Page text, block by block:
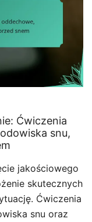
Ćwiczenia
snu,
jakościowego
skutecznych
Ćwiczenia
snu oraz